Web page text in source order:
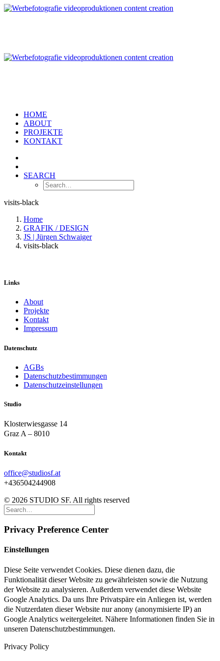
HOME
ABOUT
PROJEKTE
KONTAKT
SEARCH
visits-black
Home
GRAFIK / DESIGN
JS | Jürgen Schwaiger
visits-black
Links
About
Projekte
Kontakt
Impressum
Datenschutz
AGBs
Datenschutzbestimmungen
Datenschutzeinstellungen
Studio
Klosterwiesgasse 14
Graz A – 8010
Kontakt
office@studiosf.at
+436504244908
© 2026 STUDIO SF. All rights reserved
Privacy Preference Center
Einstellungen
Diese Seite verwendet Cookies. Diese dienen dazu, die
Funktionalität dieser Website zu gewährleisten sowie die Nutzung
der Website zu analysieren. Außerdem verwendet diese Website
Google Analytics. Da uns Ihre Privatspäre ein Anliegen ist, werden
die Nutzerdaten dieser Website nur anony (anonymisierte IP) an
Google Analytics weitergeleitet. Nähere Informationen finden Sie in
unseren Datenschutzbestimmungen.
Privacy Policy